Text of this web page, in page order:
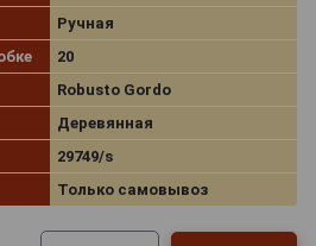
Ручная
20
Robusto Gordo
Деревянная
29749/s
Только самовывоз